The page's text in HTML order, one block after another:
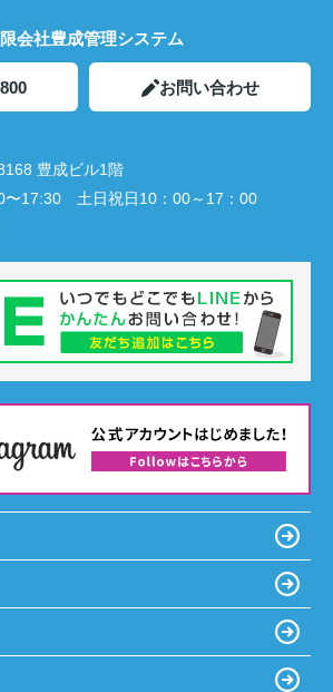
会社豊成管理システム
お問い合わせ
豊成ビル1階
〜17:30 土日祝日10：00～17：00